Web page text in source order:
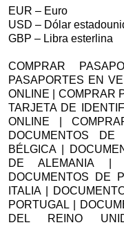
EUR – Euro
USD – Dólar
GBP – Libra esterlina
COMPRAR
PASAPORTES EN
ONLINE | COMPRAR
TARJETA DE
ONLINE |
DOCUMENTOS
BÉLGICA |
DE ALEMANIA |
DOCUMENTOS DE
ITALIA |
PORTUGAL |
DEL REINO